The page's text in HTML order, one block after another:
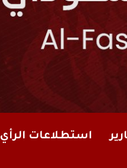
استطلاعات الرأي